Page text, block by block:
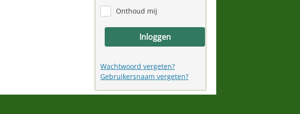
Onthoud mij
Inloggen
Wachtwoord vergeten?
Gebruikersnaam vergeten?